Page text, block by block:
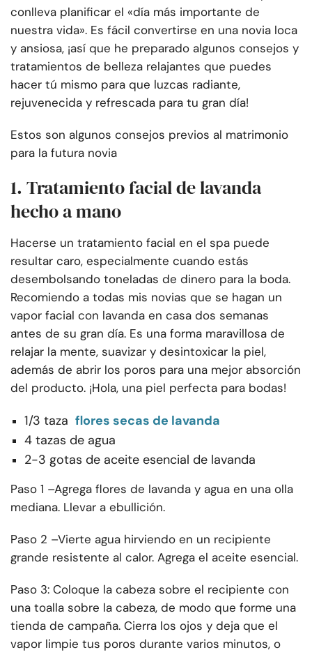
conlleva planificar el «día más importante de
nuestra vida». Es fácil convertirse en una novia loca
y ansiosa, ¡así que he preparado algunos consejos y
tratamientos de belleza relajantes que puedes
hacer tú mismo para que luzcas radiante,
rejuvenecida y refrescada para tu gran día!
Estos son algunos consejos previos al matrimonio
para la futura novia
1. Tratamiento facial de lavanda
hecho a mano
Hacerse un tratamiento facial en el spa puede
resultar caro, especialmente cuando estás
desembolsando toneladas de dinero para la boda.
Recomiendo a todas mis novias que se hagan un
vapor facial con lavanda en casa dos semanas
antes de su gran día. Es una forma maravillosa de
relajar la mente, suavizar y desintoxicar la piel,
además de abrir los poros para una mejor absorción
del producto. ¡Hola, una piel perfecta para bodas!
1/3 taza flores secas de lavanda
4 tazas de agua
2-3 gotas de aceite esencial de lavanda
Paso 1 –Agrega flores de lavanda y agua en una olla
mediana. Llevar a ebullición.
Paso 2 –Vierte agua hirviendo en un recipiente
grande resistente al calor. Agrega el aceite esencial.
Paso 3: Coloque la cabeza sobre el recipiente con
una toalla sobre la cabeza, de modo que forme una
tienda de campaña. Cierra los ojos y deja que el
vapor limpie tus poros durante varios minutos, o